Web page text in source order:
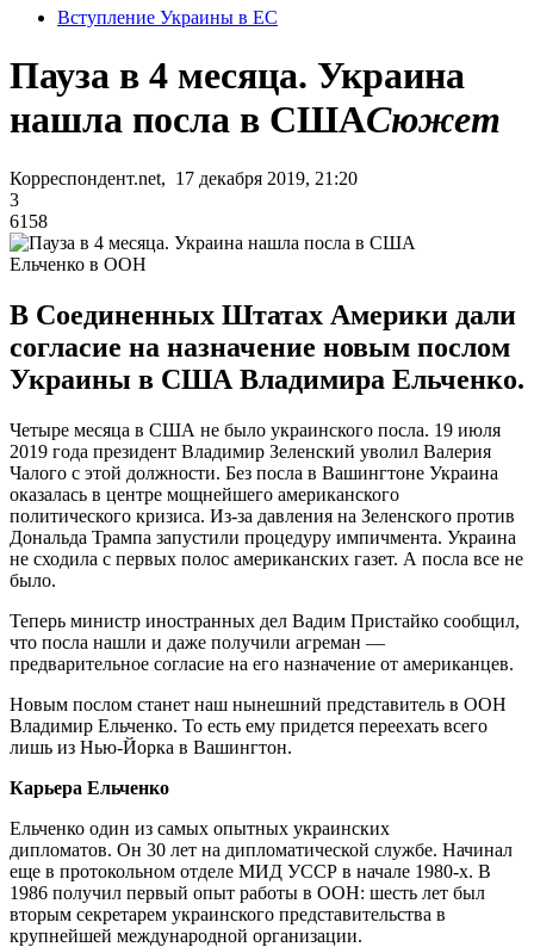
Вступление Украины в ЕС
Пауза в 4 месяца. Украина
нашла посла в СШАСюжет
Корреспондент.net, 17 декабря 2019, 21:20
3
6158
Ельченко в ООН
В Соединенных Штатах Америки дали
согласие на назначение новым послом
Украины в США Владимира Ельченко.
Четыре месяца в США не было украинского посла. 19 июля
2019 года президент Владимир Зеленский уволил Валерия
Чалого с этой должности. Без посла в Вашингтоне Украина
оказалась в центре мощнейшего американского
политического кризиса. Из-за давления на Зеленского против
Дональда Трампа запустили процедуру импичмента. Украина
не сходила с первых полос американских газет. А посла все не
было.
Теперь министр иностранных дел Вадим Пристайко сообщил,
что посла нашли и даже получили агреман —
предварительное согласие на его назначение от американцев.
Новым послом станет наш нынешний представитель в ООН
Владимир Ельченко. То есть ему придется переехать всего
лишь из Нью-Йорка в Вашингтон.
Карьера Ельченко
Ельченко один из самых опытных украинских
дипломатов. Он 30 лет на дипломатической службе. Начинал
еще в протокольном отделе МИД УССР в начале 1980-х. В
1986 получил первый опыт работы в ООН: шесть лет был
вторым секретарем украинского представительства в
крупнейшей международной организации.